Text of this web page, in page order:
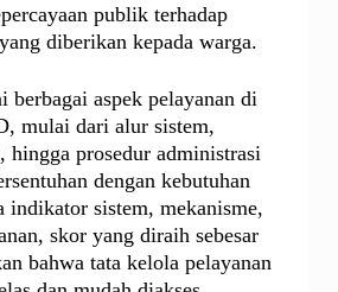
publik terhadap
diberikan kepada warga.
berbagai aspek pelayanan di
mulai dari alur sistem,
hingga prosedur administrasi
dengan kebutuhan
indikator sistem, mekanisme,
skor yang diraih sebesar
bahwa tata kelola pelayanan